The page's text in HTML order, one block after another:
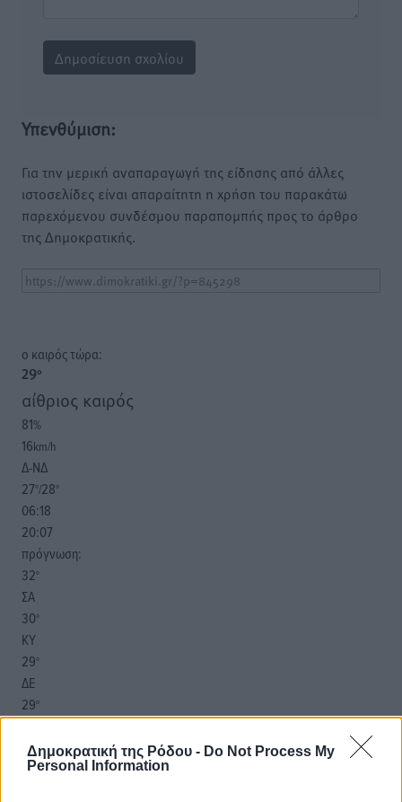
Δημοκρατική της Ρόδου - Do Not Process My
Personal Information
Υπενθύμιση:
Για την μερική αναπαραγωγή της είδησης από άλλες
ιστοσελίδες είναι απαραίτητη η χρήση του παρακάτω
παρεχόμενου συνδέσμου παραπομπής προς το άρθρο
της Δημοκρατικής.
o καιρός τώρα:
29°
αίθριος καιρός
81%
16km/h
Δ-ΝΔ
27°/28°
06:18
20:07
πρόγνωση:
32°
ΣΑ
30°
ΚΥ
29°
ΔΕ
29°